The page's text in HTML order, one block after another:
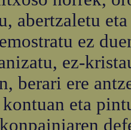
abertzaletu
ez
ez-
berari ere
eta